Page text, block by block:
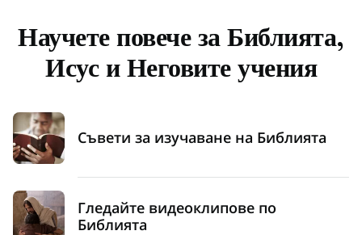
Научете повече за Библията,
Исус и Неговите учения
Съвети за изучаване на Библията
Гледайте видеоклипове по
Библията